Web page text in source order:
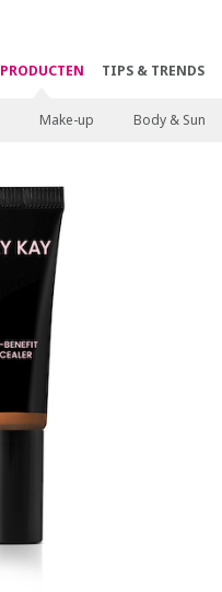
PRODUCTEN TIPS & TRENDS
Make-up Body & Sun